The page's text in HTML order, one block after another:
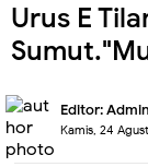
Urus E
Editor: Admin
Kamis, 24